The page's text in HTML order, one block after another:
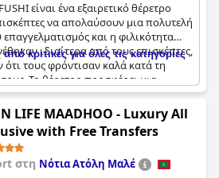
είναι ένα εξαιρετικό θέρετρο
να απολαύσουν μια πολυτελή
και η φιλικότητα
ιδιαίτερα από τους επισκέπτες,
τους φρόντισαν καλά κατά τη
Το θέρετρο προσφέρει μια
με εξαιρετικά εστιατόρια,
απολαυστική εμπειρία. Το πακέτο
επισκέπτες να απολαύσουν τις
προβλήματα, όπως η δωρεάν
για θαλάσσια σπορ και το
φορές την ημέρα. Για όσους θα
κριτικές για όλες τις κατηγορίες
LIFE MAADHOO - Luxury All
with Free Transfers
στη Νότια Ατόλη Μαλέ